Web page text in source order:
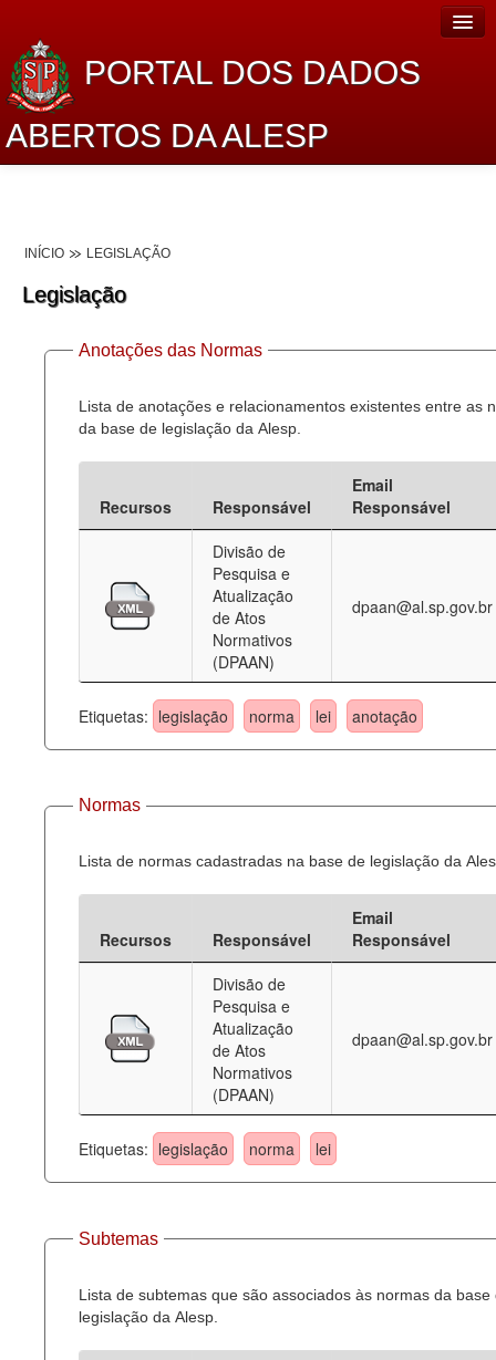
PORTAL DOS DADOS
ABERTOS DA ALESP
Dados Abertos Alesp
Lei de Acesso à Informação
Dados Governamentais Abertos
Planejamento
Deputados Estaduais
Legislação
Perguntas frequentes
Contato
INÍCIO LEGISLAÇÃO
Legislação
Anotações das Normas
Lista de anotações e relacionamentos existentes entre as
da base de legislação da Alesp.
Recursos Responsável
Email
Responsável
Divisão de
Pesquisa e
Atualização
de Atos
Normativos
(DPAAN)
dpaan@al.sp.gov.br
Etiquetas: legislação norma lei anotação
Normas
Lista de normas cadastradas na base de legislação da
Recursos Responsável
Email
Responsável
Divisão de
Pesquisa e
Atualização
de Atos
Normativos
(DPAAN)
dpaan@al.sp.gov.br
Etiquetas: legislação norma lei
Subtemas
Lista de subtemas que são associados às normas da base
legislação da Alesp.